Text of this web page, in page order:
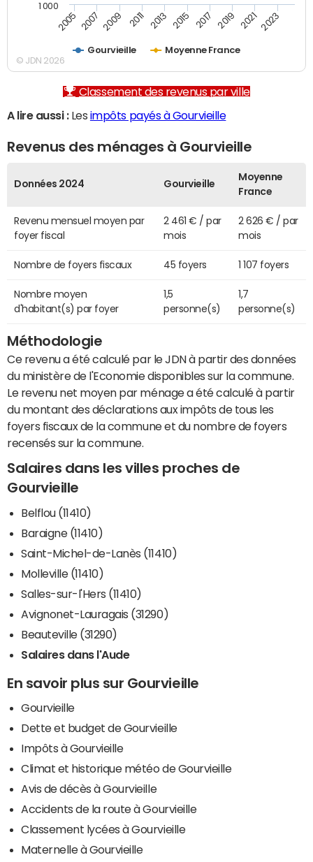
Gourvieille Moyenne France
2005 2007 2009 2011 2013 2015 2017 2019 2021 2023
1 000
© JDN 2026
Classement des revenus par ville
A lire aussi :Les impôts payés à Gourvieille
Revenus des ménages à Gourvieille
Données 2024 Gourvieille
Moyenne
France
Revenu mensuel moyen par
foyer fiscal
2 461 € / par
mois
2 626 € / par
mois
Nombre de foyers fiscaux 45 foyers 1 107 foyers
Nombre moyen
d'habitant(s) par foyer
1,5
personne(s)
1,7
personne(s)
Méthodologie
Ce revenu a été calculé par le JDN à partir des données
du ministère de l'Economie disponibles sur la commune.
Le revenu net moyen par ménage a été calculé à partir
du montant des déclarations aux impôts de tous les
foyers fiscaux de la commune et du nombre de foyers
recensés sur la commune.
Salaires dans les villes proches de
Gourvieille
Belflou (11410)
Baraigne (11410)
Saint-Michel-de-Lanès (11410)
Molleville (11410)
Salles-sur-l'Hers (11410)
Avignonet-Lauragais (31290)
Beauteville (31290)
Salaires dans l'Aude
En savoir plus sur Gourvieille
Gourvieille
Dette et budget de Gourvieille
Impôts à Gourvieille
Climat et historique météo de Gourvieille
Avis de décès à Gourvieille
Accidents de la route à Gourvieille
Classement lycées à Gourvieille
Maternelle à Gourvieille